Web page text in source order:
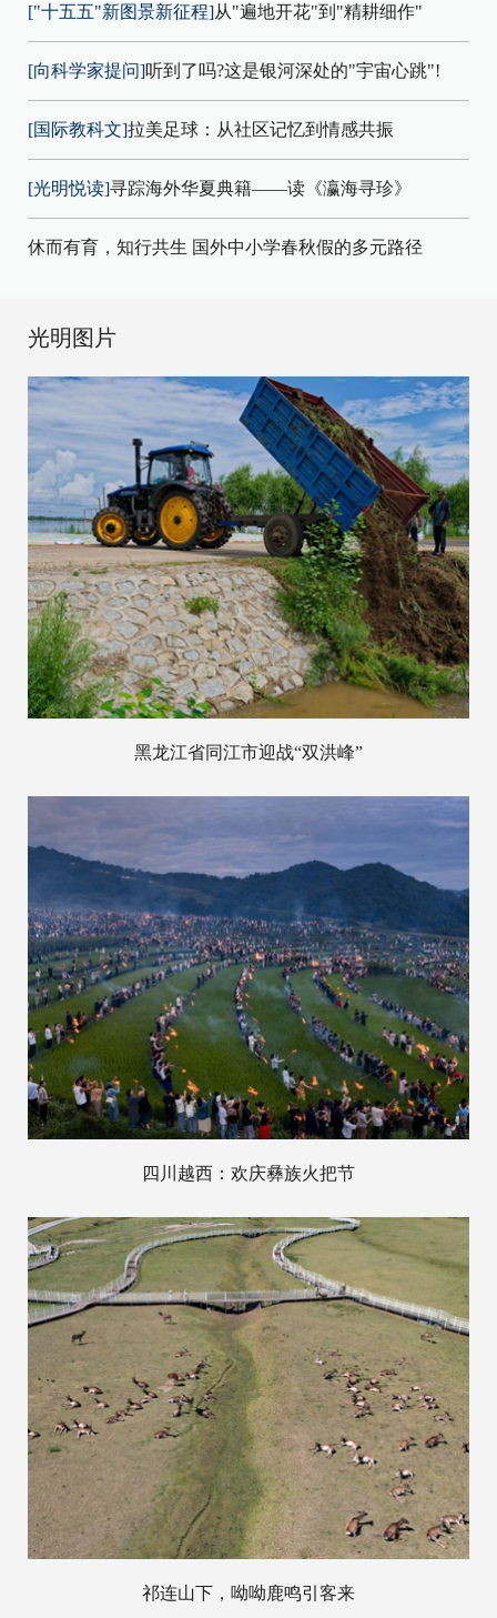
["十五五"新图景新征程]从"遍地开花"到"精耕细作"
[向科学家提问]听到了吗?这是银河深处的"宇宙心跳"!
[国际教科文]拉美足球：从社区记忆到情感共振
[光明悦读]寻踪海外华夏典籍——读《瀛海寻珍》
休而有育，知行共生 国外中小学春秋假的多元路径
光明图片
黑龙江省同江市迎战“双洪峰”
四川越西：欢庆彝族火把节
祁连山下，呦呦鹿鸣引客来